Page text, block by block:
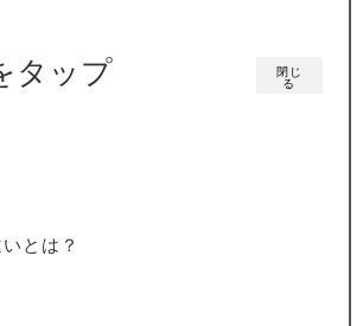
閉じ
る
タップ
とは？